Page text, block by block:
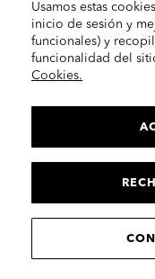
AYUDA
EMPRESA
© 2025 Encuentro
Usamos estas
inicio de sesión y
funcionales) y
funcionalidad del
Cookies.